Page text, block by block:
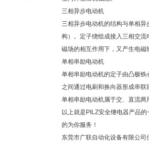
三相异步电动机
三相异步电动机的结构与单相
构）。定子绕组成接入三相交
磁场的相互作用下，又产生电
单相串励电动机
单相串励电动机的定子由凸极
之间通过电刷和换向器形成串联
单相串励电动机属于交、直流
以上就是PILZ安全继电器产品
的为你服务！
东莞市广联自动化设备有限公